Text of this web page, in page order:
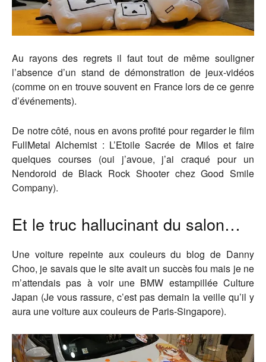
Au rayons des regrets il faut tout de même souligner
l’absence d’un stand de démonstration de jeux-vidéos
(comme on en trouve souvent en France lors de ce genre
d’événements).
De notre côté, nous en avons profité pour regarder le film
FullMetal Alchemist : L’Etoile Sacrée de Milos et faire
quelques courses (oui j’avoue, j’ai craqué pour un
Nendoroid de Black Rock Shooter chez Good Smile
Company).
Et le truc hallucinant du salon…
Une voiture repeinte aux couleurs du blog de Danny
Choo, je savais que le site avait un succès fou mais je ne
m’attendais pas à voir une BMW estampillée Culture
Japan (Je vous rassure, c’est pas demain la veille qu’il y
aura une voiture aux couleurs de Paris-Singapore).